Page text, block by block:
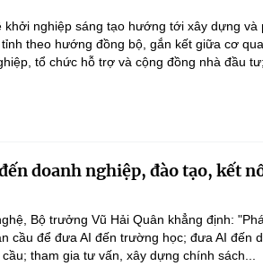
nghiệp sáng tạo hướng tới xây dựng và
theo hướng đồng bộ, gắn kết giữa cơ
tổ chức hỗ trợ và cộng đồng nhà đầu
doanh nghiệp, đào tạo, kết
Bộ trưởng Vũ Hải Quân khẳng định:
cầu để đưa AI đến trường học; đưa AI đến
tham gia tư vấn, xây dựng chính sách...